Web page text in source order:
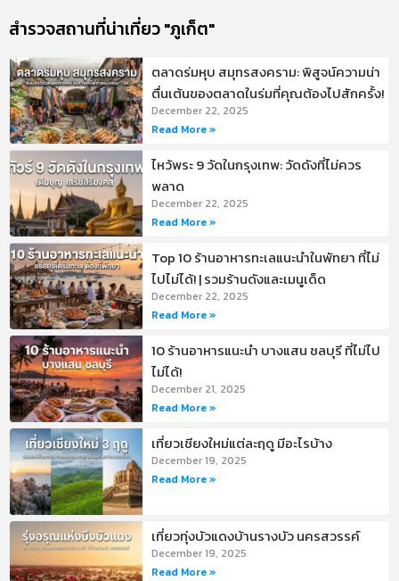
สำรวจสถานที่น่าเที่ยว "ภูเก็ต"
ตลาดร่มหุบ สมุทรสงคราม: พิสูจน์ความน่า
ตื่นเต้นของตลาดในร่มที่คุณต้องไปสักครั้ง!
December 22, 2025
Read More »
ไหว้พระ 9 วัดในกรุงเทพ: วัดดังที่ไม่ควร
พลาด
December 22, 2025
Read More »
Top 10 ร้านอาหารทะเลแนะนำในพัทยา ที่ไม่
ไปไม่ได้! | รวมร้านดังและเมนูเด็ด
December 22, 2025
Read More »
10 ร้านอาหารแนะนำ บางแสน ชลบุรี ที่ไม่ไป
ไม่ได้!
December 21, 2025
Read More »
เที่ยวเชียงใหม่แต่ละฤดู มีอะไรบ้าง
December 19, 2025
Read More »
เที่ยวทุ่งบัวแดงบ้านรางบัว นครสวรรค์
December 19, 2025
Read More »